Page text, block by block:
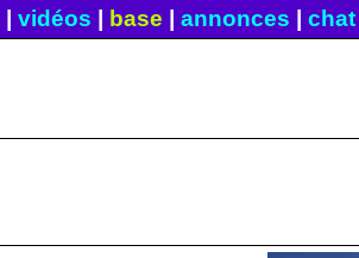
vidéos base annonces chat|